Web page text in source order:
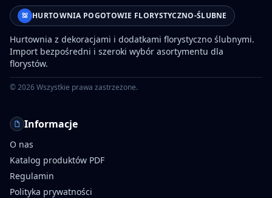
HURTOWNIA POGOTOWIE FLORYSTYCZNO-ŚLUBNE
Hurtownia z dekoracjami i dodatkami florystyczno ślubnymi.
Import bezpośredni i szeroki wybór asortymentu dla
florystów.
©2026Wszystkie prawa zastrzeżone.
Informacje
O nas
Katalog produktów PDF
Regulamin
Polityka prywatności